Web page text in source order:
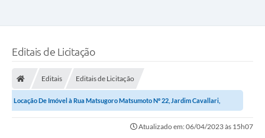
Editais de Licitação
Editais Editais de Licitação
Locação De Imóvel à Rua Matsugoro Matsumoto Nº 22, Jardim Cavallari,
Atualizado em: 06/04/2023 às 15h07